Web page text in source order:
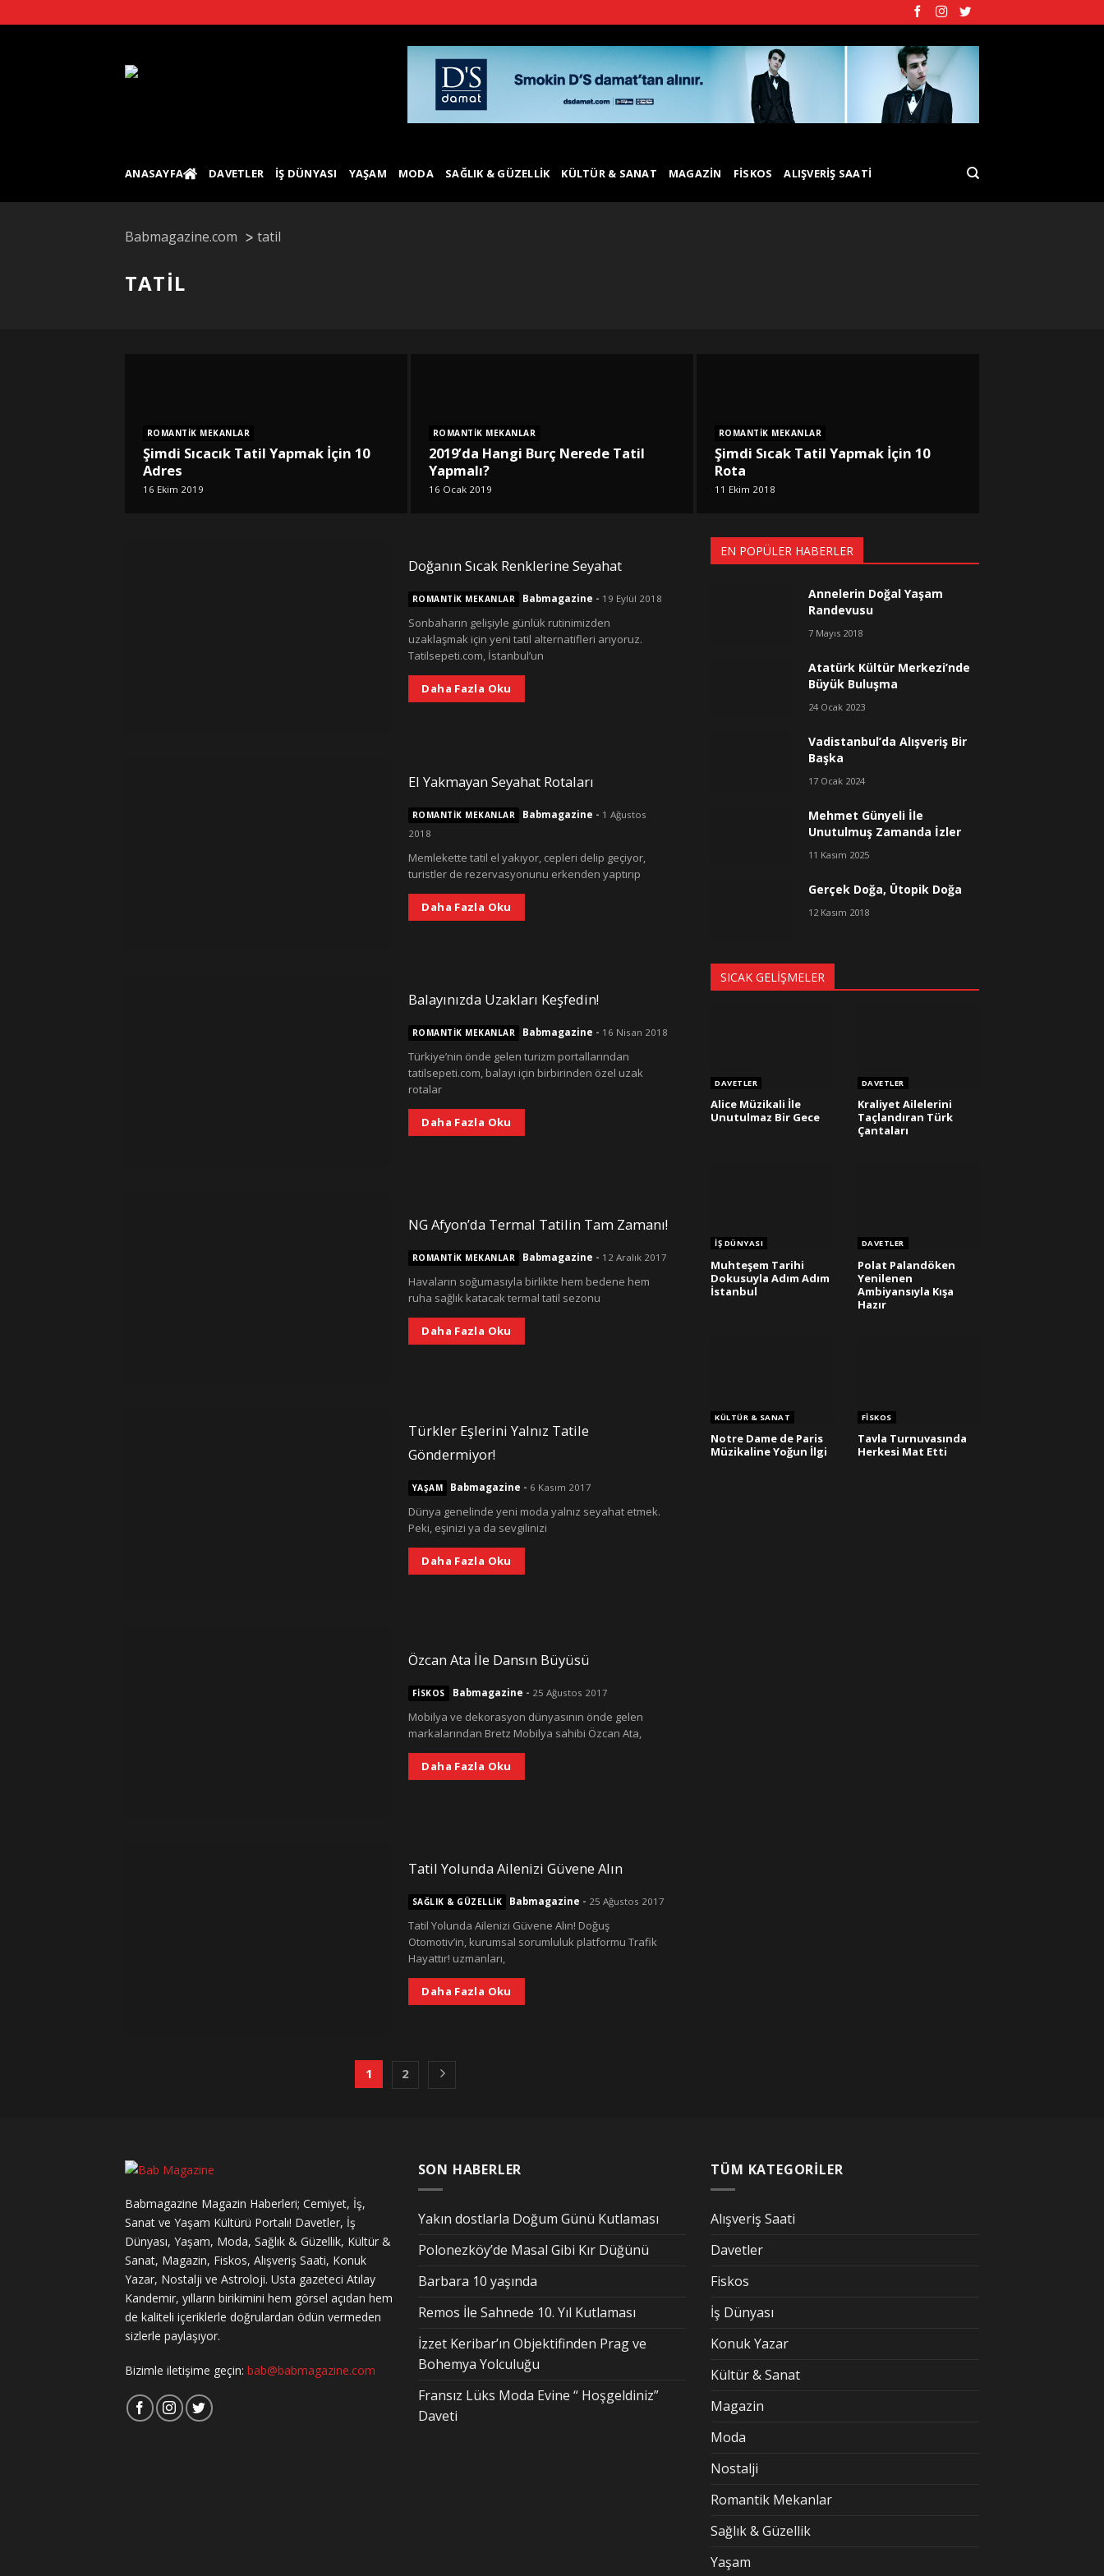
to
ANASAYFA DAVETLER İŞ DÜNYASI YAŞAM MODA SAĞLIK & GÜZELLIK KÜLTÜR & SANAT MAGAZIN FISKOS ALIŞVERIŞ SAATI
Babmagazine.com tatil
TATIL
ROMANTIK MEKANLAR
Şimdi Sıcacık Tatil Yapmak İçin 10
Adres
16 Ekim 2019
ROMANTIK MEKANLAR
2019’da Hangi Burç Nerede Tatil
Yapmalı?
16 Ocak 2019
ROMANTIK MEKANLAR
Şimdi Sıcak Tatil Yapmak İçin 10
Rota
11 Ekim 2018
Doğanın Sıcak Renklerine Seyahat
ROMANTIK MEKANLAR Babmagazine - 19 Eylül 2018
Sonbaharın gelişiyle günlük rutinimizden
uzaklaşmak için yeni tatil alternatifleri arıyoruz.
Tatilsepeti.com, İstanbul’un
Daha Fazla Oku
El Yakmayan Seyahat Rotaları
ROMANTIK MEKANLAR Babmagazine - 1 Ağustos
2018
Memlekette tatil el yakıyor, cepleri delip geçiyor,
turistler de rezervasyonunu erkenden yaptırıp
Daha Fazla Oku
Balayınızda Uzakları Keşfedin!
ROMANTIK MEKANLAR Babmagazine - 16 Nisan 2018
Türkiye’nin önde gelen turizm portallarından
tatilsepeti.com, balayı için birbirinden özel uzak
rotalar
Daha Fazla Oku
NG Afyon’da Termal Tatilin Tam Zamanı!
ROMANTIK MEKANLAR Babmagazine - 12 Aralık 2017
Havaların soğumasıyla birlikte hem bedene hem
ruha sağlık katacak termal tatil sezonu
Daha Fazla Oku
Türkler Eşlerini Yalnız Tatile
Göndermiyor!
YAŞAM Babmagazine - 6 Kasım 2017
Dünya genelinde yeni moda yalnız seyahat etmek.
Peki, eşinizi ya da sevgilinizi
Daha Fazla Oku
Özcan Ata İle Dansın Büyüsü
FISKOS Babmagazine - 25 Ağustos 2017
Mobilya ve dekorasyon dünyasının önde gelen
markalarından Bretz Mobilya sahibi Özcan Ata,
Daha Fazla Oku
Tatil Yolunda Ailenizi Güvene Alın
SAĞLIK & GÜZELLIK Babmagazine - 25 Ağustos 2017
Tatil Yolunda Ailenizi Güvene Alın! Doğuş
Otomotiv’in, kurumsal sorumluluk platformu Trafik
Hayattır! uzmanları,
Daha Fazla Oku
1 2
EN POPÜLER HABERLER
Annelerin Doğal Yaşam
Randevusu
7 Mayıs 2018
Atatürk Kültür Merkezi’nde
Büyük Buluşma
24 Ocak 2023
Vadistanbul’da Alışveriş Bir
Başka
17 Ocak 2024
Mehmet Günyeli İle
Unutulmuş Zamanda İzler
11 Kasım 2025
Gerçek Doğa, Ütopik Doğa
12 Kasım 2018
SICAK GELIŞMELER
DAVETLER
Alice Müzikali İle
Unutulmaz Bir Gece
DAVETLER
Kraliyet Ailelerini
Taçlandıran Türk
Çantaları
İŞ DÜNYASI
Muhteşem Tarihi
Dokusuyla Adım Adım
İstanbul
DAVETLER
Polat Palandöken
Yenilenen
Ambiyansıyla Kışa
Hazır
KÜLTÜR & SANAT
Notre Dame de Paris
Müzikaline Yoğun İlgi
FISKOS
Tavla Turnuvasında
Herkesi Mat Etti
Babmagazine Magazin Haberleri; Cemiyet, İş,
Sanat ve Yaşam Kültürü Portalı! Davetler, İş
Dünyası, Yaşam, Moda, Sağlık & Güzellik, Kültür &
Sanat, Magazin, Fiskos, Alışveriş Saati, Konuk
Yazar, Nostalji ve Astroloji. Usta gazeteci Atılay
Kandemir, yılların birikimini hem görsel açıdan hem
de kaliteli içeriklerle doğrulardan ödün vermeden
sizlerle paylaşıyor.
Bizimle iletişime geçin: bab@babmagazine.com
SON HABERLER
Yakın dostlarla Doğum Günü Kutlaması
Polonezköy’de Masal Gibi Kır Düğünü
Barbara 10 yaşında
Remos İle Sahnede 10. Yıl Kutlaması
İzzet Keribar’ın Objektifinden Prag ve
Bohemya Yolculuğu
Fransız Lüks Moda Evine “ Hoşgeldiniz”
Daveti
TÜM KATEGORİLER
Alışveriş Saati
Davetler
Fiskos
İş Dünyası
Konuk Yazar
Kültür & Sanat
Magazin
Moda
Nostalji
Romantik Mekanlar
Sağlık & Güzellik
Yaşam